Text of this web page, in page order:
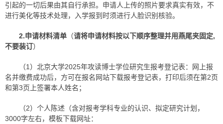
引起的一切后果由其自行承担。申请人上传的照片要求真实有效，不
进行美化等技术处理，入学报到时须进行人脸识别核验。
2.申请材料清单 （请将申请材料按以下顺序整理并用燕尾夹固定,
不要装订）
（1）北京大学2025年攻读博士学位研究生报考登记表：网上报
名并缴费成功后，方可在报名网站下载报考登记表，打印后须在第2页
和第3页上签署本人姓名；
（2）个人陈述（含对报考学科专业的认识、拟定研究计划，
3000字左右，模板下载网址：